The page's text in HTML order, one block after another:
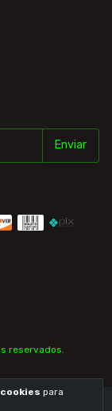
para
reservados.